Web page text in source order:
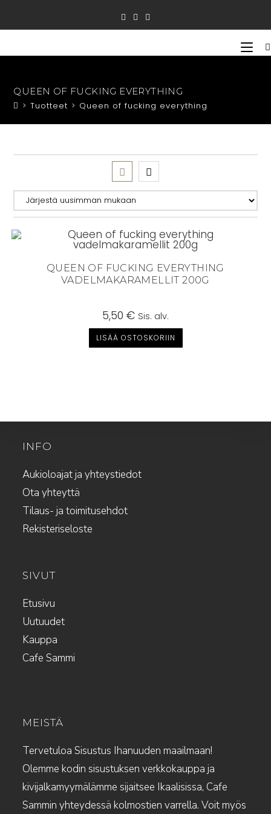
QUEEN OF FUCKING EVERYTHING
> Tuotteet > Queen of fucking everything
QUEEN OF FUCKING EVERYTHING
VADELMAKARAMELLIT 200G
5,50 € Sis. alv.
LISÄÄ OSTOSKORIIN
INFO
Aukioloajat ja yhteystiedot
Ota yhteyttä
Tilaus- ja toimitusehdot
Rekisteriseloste
SIVUT
Etusivu
Uutuudet
Kauppa
Cafe Sammi
MEISTÄ
Tervetuloa Sisustus Ihanuuden maailmaan!
Olemme kodin sisustuksen verkkokauppa ja
kivijalkamyymälämme sijaitsee Ikaalisissa, Cafe
Sammin yhteydessä kolmostien varrella. Voit myös